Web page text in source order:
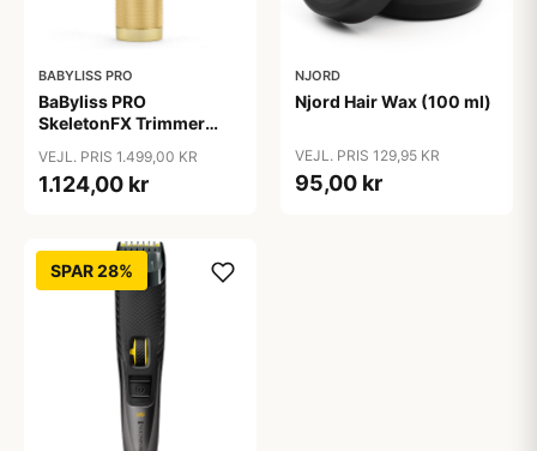
BABYLISS PRO
BaByliss PRO
SkeletonFX Trimmer
VEJL. PRIS 1.499,00 KR
1.124,00 kr
NJORD
Njord Hair Wax (100 ml)
VEJL. PRIS 129,95 KR
95,00 kr
SPAR 28%